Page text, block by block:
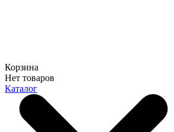
Корзина
Нет товаров
Каталог